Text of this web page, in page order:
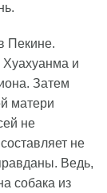
Пекине.
Хуахуанма и
Затем
матери
не
не
Ведь,
собака из